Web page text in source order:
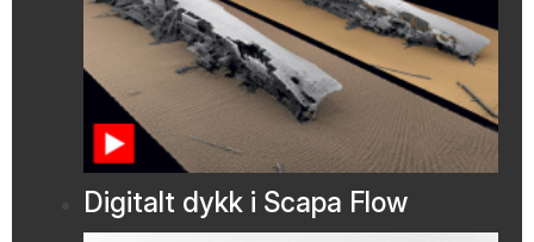
Digitalt dykk i Scapa Flow